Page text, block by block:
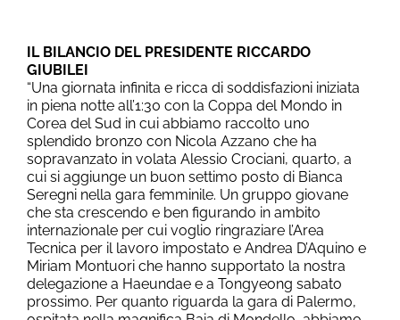
IL BILANCIO DEL PRESIDENTE RICCARDO
GIUBILEI
“Una giornata infinita e ricca di soddisfazioni iniziata
in piena notte all’1:30 con la Coppa del Mondo in
Corea del Sud in cui abbiamo raccolto uno
splendido bronzo con Nicola Azzano che ha
sopravanzato in volata Alessio Crociani, quarto, a
cui si aggiunge un buon settimo posto di Bianca
Seregni nella gara femminile. Un gruppo giovane
che sta crescendo e ben figurando in ambito
internazionale per cui voglio ringraziare l’Area
Tecnica per il lavoro impostato e Andrea D’Aquino e
Miriam Montuori che hanno supportato la nostra
delegazione a Haeundae e a Tongyeong sabato
prossimo. Per quanto riguarda la gara di Palermo,